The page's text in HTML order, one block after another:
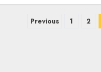
Previous 1 2